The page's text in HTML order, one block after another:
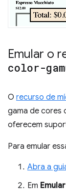
Emular o
color-
O recurso de
gama de cores
oferecem
Para emular
Abra a
Em